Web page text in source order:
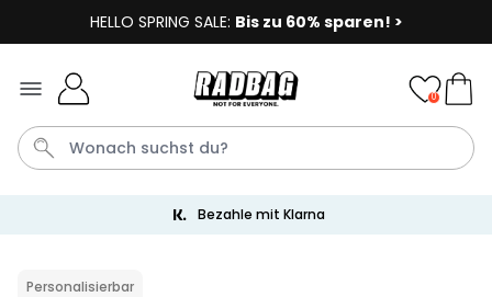
HELLO SPRING SALE: Bis zu 60% sparen! >
0
Bezahle mit Klarna
Personalisierbar